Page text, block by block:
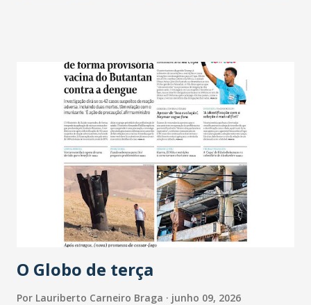
O Globo de terça
Por Lauriberto Carneiro Braga junho 09, 2026